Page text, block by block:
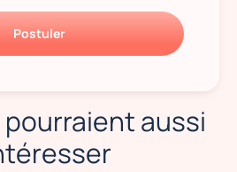
Postuler
aussi